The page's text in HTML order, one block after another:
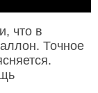
что в
Точное